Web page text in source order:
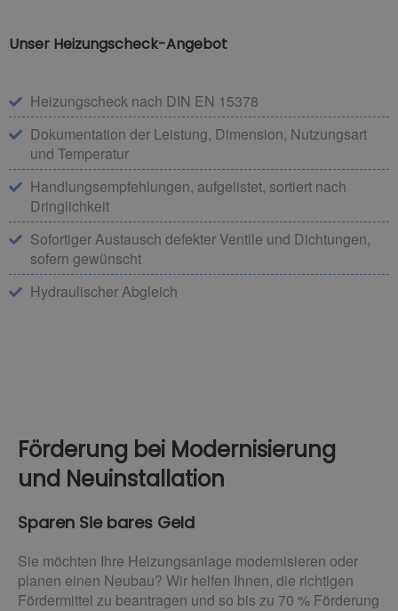
Unser Heizungscheck-Angebot
Heizungscheck nach DIN EN 15378
Dokumentation der Leistung, Dimension, Nutzungsart
und Temperatur
Handlungsempfehlungen, aufgelistet, sortiert nach
Dringlichkeit
Sofortiger Austausch defekter Ventile und Dichtungen,
sofern gewünscht
Hydraulischer Abgleich
Förderung bei Modernisierung
und Neuinstallation
Sparen Sie bares Geld
Sie möchten Ihre Heizungsanlage modernisieren oder
planen einen Neubau? Wir helfen Ihnen, die richtigen
Fördermittel zu beantragen und so bis zu 70 % Förderung